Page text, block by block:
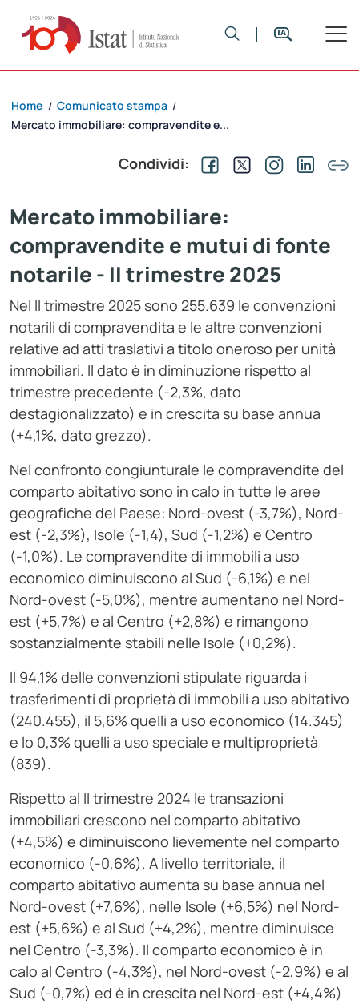
Home / Comunicato stampa /
Mercato immobiliare: compravendite e...
Condividi:
Mercato immobiliare:
compravendite e mutui di fonte
notarile - II trimestre 2025
Nel II trimestre 2025 sono 255.639 le convenzioni
notarili di compravendita e le altre convenzioni
relative ad atti traslativi a titolo oneroso per unità
immobiliari. Il dato è in diminuzione rispetto al
trimestre precedente (-2,3%, dato
destagionalizzato) e in crescita su base annua
(+4,1%, dato grezzo).
Nel confronto congiunturale le compravendite del
comparto abitativo sono in calo in tutte le aree
geografiche del Paese: Nord-ovest (-3,7%), Nord-
est (-2,3%), Isole (-1,4), Sud (-1,2%) e Centro
(-1,0%). Le compravendite di immobili a uso
economico diminuiscono al Sud (-6,1%) e nel
Nord-ovest (-5,0%), mentre aumentano nel Nord-
est (+5,7%) e al Centro (+2,8%) e rimangono
sostanzialmente stabili nelle Isole (+0,2%).
Il 94,1% delle convenzioni stipulate riguarda i
trasferimenti di proprietà di immobili a uso abitativo
(240.455), il 5,6% quelli a uso economico (14.345)
e lo 0,3% quelli a uso speciale e multiproprietà
(839).
Rispetto al II trimestre 2024 le transazioni
immobiliari crescono nel comparto abitativo
(+4,5%) e diminuiscono lievemente nel comparto
economico (-0,6%). A livello territoriale, il
comparto abitativo aumenta su base annua nel
Nord-ovest (+7,6%), nelle Isole (+6,5%) nel Nord-
est (+5,6%) e al Sud (+4,2%), mentre diminuisce
nel Centro (-3,3%). Il comparto economico è in
calo al Centro (-4,3%), nel Nord-ovest (-2,9%) e al
Sud (-0,7%) ed è in crescita nel Nord-est (+4,4%)